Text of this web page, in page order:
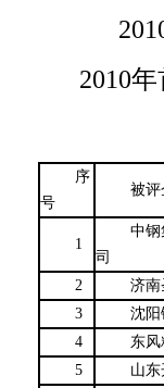
2010
序
号
被评
1
中钢
司
2 济南
3
沈阳
4
东风
5
山